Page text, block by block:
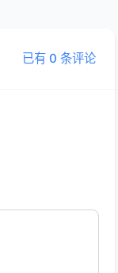
已有 0 条评论